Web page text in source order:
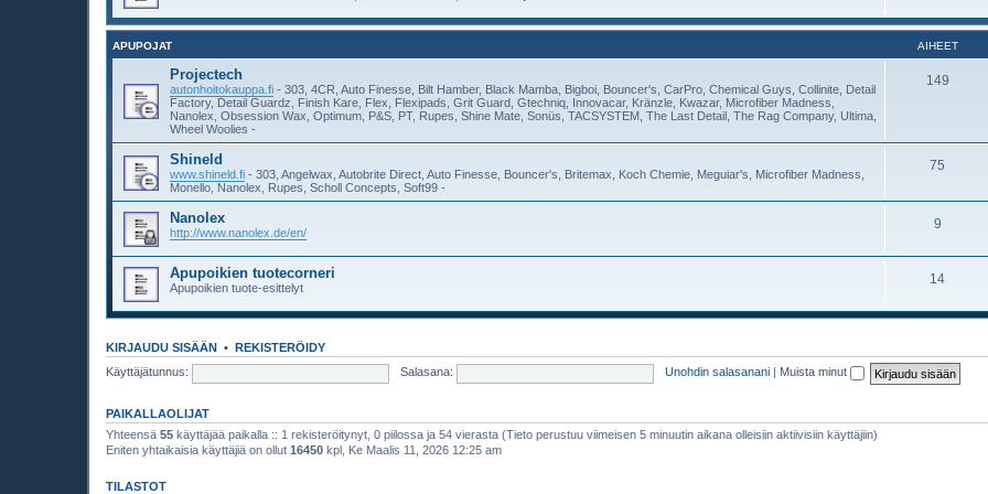
APUPOJAT AIHEET
Projectech
autonhoitokauppa.fi - 303, 4CR, Auto Finesse, Bilt Hamber, Black Mamba, Bigboi, Bouncer's, CarPro, Chemical Guys, Collinite, Detail
Factory, Detail Guardz, Finish Kare, Flex, Flexipads, Grit Guard, Gtechniq, Innovacar, Kränzle, Kwazar, Microfiber Madness,
Nanolex, Obsession Wax, Optimum, P&S, PT, Rupes, Shine Mate, Sonüs, TACSYSTEM, The Last Detail, The Rag Company, Ultima,
Wheel Woolies -
149
Shineld
www.shineld.fi - 303, Angelwax, Autobrite Direct, Auto Finesse, Bouncer's, Britemax, Koch Chemie, Meguiar's, Microfiber Madness,
Monello, Nanolex, Rupes, Scholl Concepts, Soft99 -
75
Nanolex
http://www.nanolex.de/en/
9
Apupoikien tuotecorneri
Apupoikien tuote-esittelyt
14
KIRJAUDU SISÄÄN • REKISTERÖIDY
Käyttäjätunnus:
Salasana: Unohdin salasanani Muista minut
PAIKALLAOLIJAT
Yhteensä 55 käyttäjää paikalla :: 1 rekisteröitynyt, 0 piilossa ja 54 vierasta (Tieto perustuu viimeisen 5 minuutin aikana olleisiin aktiivisiin käyttäjiin)
Eniten yhtaikaisia käyttäjiä on ollut 16450 kpl, Ke Maalis 11, 2026 12:25 am
TILASTOT